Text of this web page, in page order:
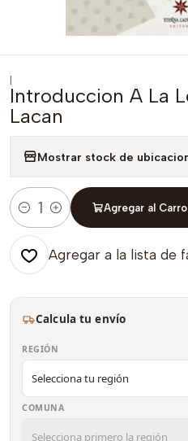
|
Introduccion A La
Lacan
Mostrar stock de
Cantidad
Agregar al Carro
Agregar a la lista de
Calcula tu envío
REGIÓN
COMUNA